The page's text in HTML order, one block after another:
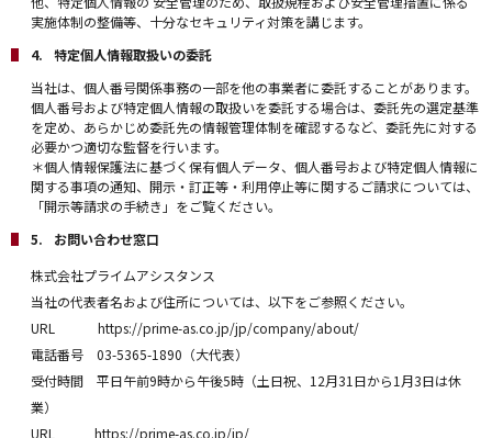
実施体制の整備等、十分なセキュリティ対策を講じます。
特定個人情報取扱いの委託
当社は、個人番号関係事務の一部を他の事業者に委託することがあります。
個人番号および特定個人情報の取扱いを委託する場合は、委託先の選定基準
を定め、あらかじめ委託先の情報管理体制を確認するなど、委託先に対する
必要かつ適切な監督を行います。
＊個人情報保護法に基づく保有個人データ、個人番号および特定個人情報に
関する事項の通知、開示・訂正等・利用停止等に関するご請求については、
「開示等請求の手続き」をご覧ください。
お問い合わせ窓口
株式会社プライムアシスタンス
当社の代表者名および住所については、以下をご参照ください。
URL https://prime-as.co.jp/jp/company/about/
電話番号 03-5365-1890（大代表）
受付時間 平日午前9時から午後5時（土日祝、12月31日から1月3日は休
業）
URL https://prime-as.co.jp/jp/